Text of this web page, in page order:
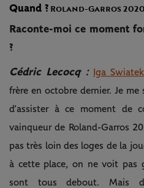
Quand ? Roland-Garros 2020
Raconte-moi ce moment
?
Cédric Lecocq : Iga Swiatek
frère en octobre dernier. Je
d’assister à ce moment de
vainqueur de Roland-Garros
pas très loin des loges de la
à cette place, on ne voit pas
sont tous debout. Mais